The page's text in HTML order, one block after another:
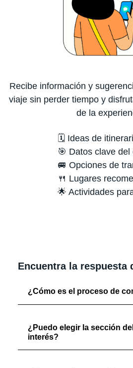
Recibe información y
viaje sin perder tiempo y
de la
🗓️ Ideas de
🎯 Datos clave del
🚐 Opciones de
🍴 Lugares
🌟 Actividades
Encuentra la respuesta
¿Cómo es el proceso de
¿Puedo elegir la sección
interés?